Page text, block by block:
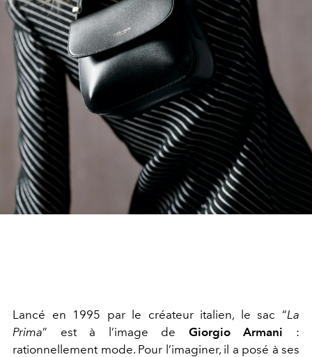
Lancé en 1995 par le créateur italien, le sac “La
Prima” est à l’image de Giorgio Armani :
rationnellement mode. Pour l’imaginer, il a posé à ses